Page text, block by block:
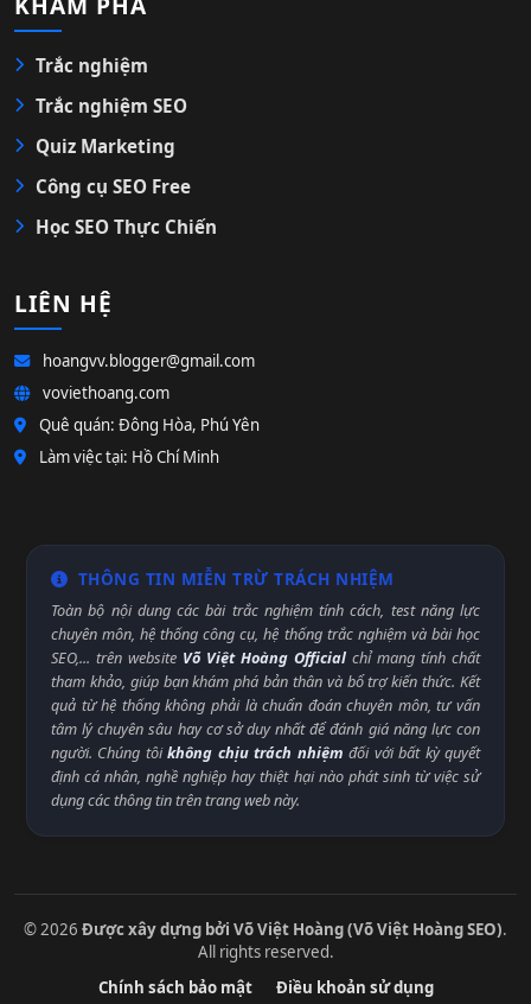
Trắc nghiệm
Trắc nghiệm SEO
Quiz Marketing
Công cụ SEO Free
Học SEO Thực Chiến
LIÊN HỆ
hoangvv.blogger@gmail.com
voviethoang.com
Quê quán: Đông Hòa, Phú Yên
Làm việc tại: Hồ Chí Minh
THÔNG TIN MIỄN TRỪ TRÁCH NHIỆM
Toàn bộ nội dung các bài trắc nghiệm tính cách, test năng lực
chuyên môn, hệ thống công cụ, hệ thống trắc nghiệm và bài học
SEO,... trên website Võ Việt Hoàng Official chỉ mang tính chất
tham khảo, giúp bạn khám phá bản thân và bổ trợ kiến thức. Kết
quả từ hệ thống không phải là chuẩn đoán chuyên môn, tư vấn
tâm lý chuyên sâu hay cơ sở duy nhất để đánh giá năng lực con
người. Chúng tôikhông chịu trách nhiệm đối với bất kỳ quyết
định cá nhân, nghề nghiệp hay thiệt hại nào phát sinh từ việc sử
dụng các thông tin trên trang web này.
© 2026 Được xây dựng bởi Võ Việt Hoàng (Võ Việt Hoàng SEO).
All rights reserved.
Chính sách bảo mật
Điều khoản sử dụng